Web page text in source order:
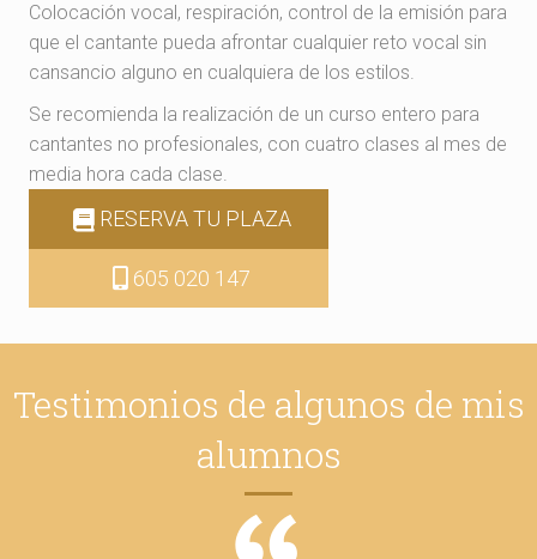
Colocación vocal, respiración, control de la emisión para
que el cantante pueda afrontar cualquier reto vocal sin
cansancio alguno en cualquiera de los estilos.
Se recomienda la realización de un curso entero para
cantantes no profesionales, con cuatro clases al mes de
media hora cada clase.
RESERVA TU PLAZA
605 020 147
Testimonios de algunos de mis
alumnos